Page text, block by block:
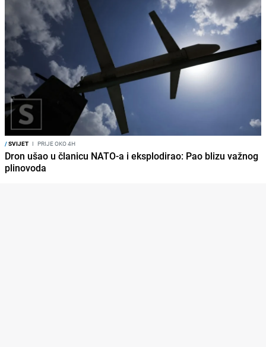
/SVIJET I PRIJE OKO 4H
Dron ušao u članicu NATO-a i eksplodirao: Pao blizu važnog
plinovoda